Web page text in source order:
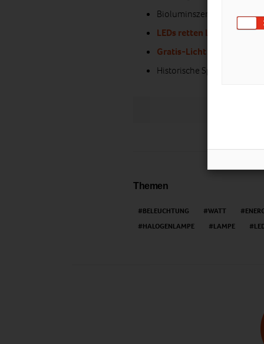
Bioluminszenz:
Licht aus
LEDs retten Leben
Gratis-Licht
Historische
Themen
BELEUCHTUNG WATT
HALOGENLAMPE
LAMPE